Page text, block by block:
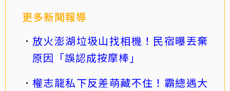
更多新聞報導
放火澎湖垃圾山找相機！民宿曝丟棄
原因「誤認成按摩棒」
權志龍私下反差萌藏不住！霸總遇大